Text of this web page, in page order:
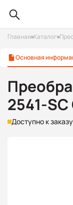
Главная Каталог
Основная
2541-SC
Доступно к заказу